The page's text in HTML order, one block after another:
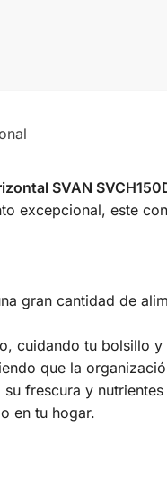
SVAN
excepcional, este
gran cantidad de
cuidando tu bolsillo
que la
frescura y
en tu hogar.